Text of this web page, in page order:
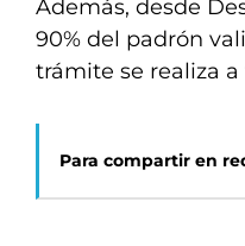
Además, desde
90% del padrón
trámite se realiza
Para compartir en